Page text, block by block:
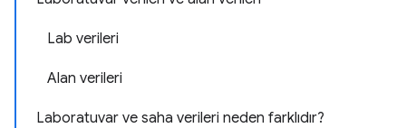
Lab verileri
Alan verileri
Laboratuvar ve saha verileri neden farklıdır?